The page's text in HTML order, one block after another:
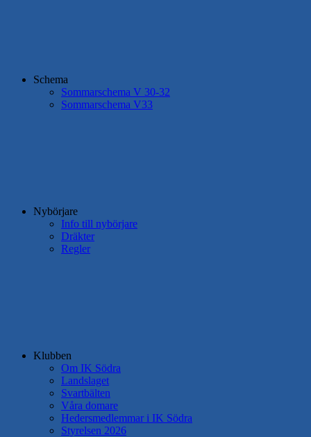
Schema
Sommarschema V 30-32
Sommarschema V33
Nybörjare
Info till nybörjare
Dräkter
Regler
Klubben
Om IK Södra
Landslaget
Svartbälten
Våra domare
Hedersmedlemmar i IK Södra
Styrelsen 2026